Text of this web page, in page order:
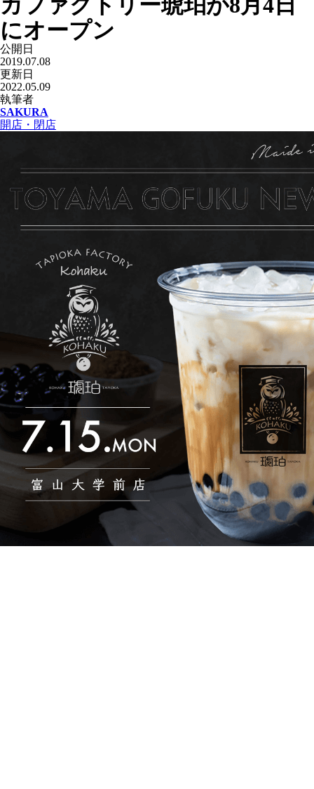
にオープン
公開日
2019.07.08
更新日
2022.05.09
執筆者
SAKURA
開店・閉店